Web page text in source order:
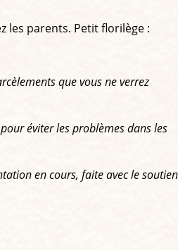
les parents. Petit florilège :
que vous ne verrez
éviter les problèmes dans les
en cours, faite avec le soutien